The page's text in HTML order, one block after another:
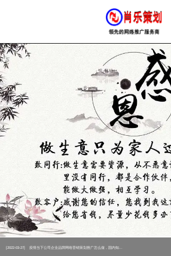
[2022-05-29] 实体门店如何做网络推广吸引客户，实体店网络营销技巧...
[2022-05-04] 污水处理设备厂家产品如何做网络推广（污水处理项目网...
[2022-03-27] 疫情当下公司企业品牌网络营销策划推广怎么做，国内知...